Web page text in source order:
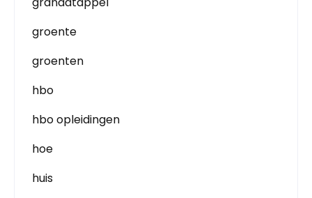
groente
groenten
hbo
hbo opleidingen
hoe
huis